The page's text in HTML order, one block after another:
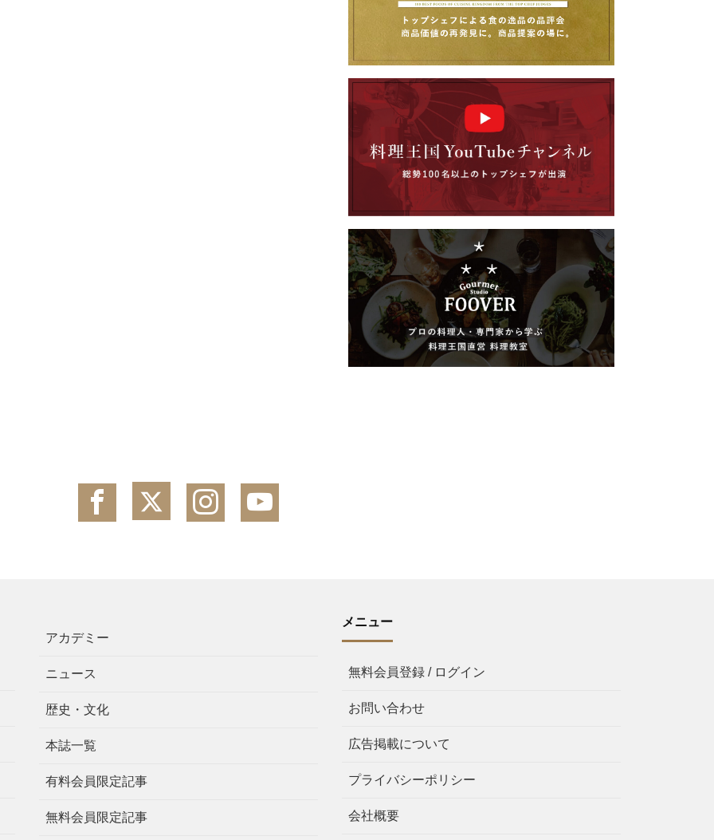
アカデミー
ニュース
歴史・文化
本誌一覧
有料会員限定記事
無料会員限定記事
メニュー
無料会員登録 / ログイン
お問い合わせ
広告掲載について
プライバシーポリシー
会社概要